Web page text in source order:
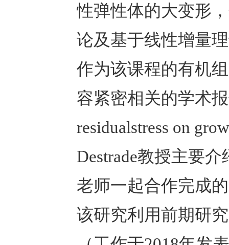
性弹性体的大变形
论及基于线性增量
作为该课程的有机
容紧密相关的学术
residualstress on
Destrade教授主要
老师一起合作完成
该研究利用前期研